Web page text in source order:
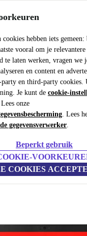
cookies hebben iets
vooral om je relevantere
te laten werken, vragen we
en content en
en third-party cookies.
Je kunt de cookie-
onze
. Lees
gegevensverwerker.
Beperkt gebruik
COOKIES
snel en eenvoudig
Tablets Smartwatches
Lenovo Laptops
T480s | i7-
| Webcam | Win 11 Pro |